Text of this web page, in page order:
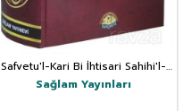
Safvetu'l-Kari Bi İhtisari Sahihi'l-
Buhari Muhtasarı (Ciltli)
Sağlam Yayınları